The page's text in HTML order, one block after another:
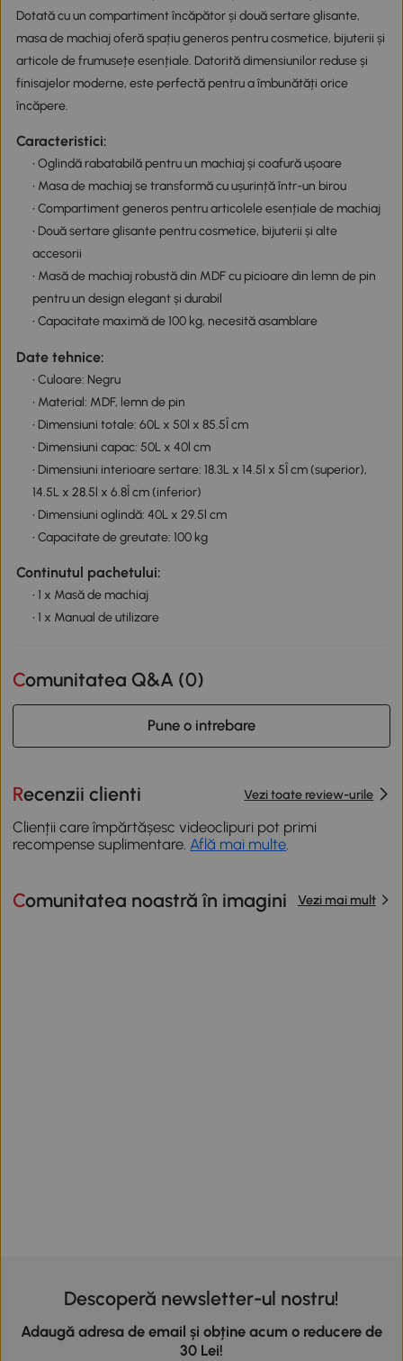
Dotată cu un compartiment încăpător și două sertare glisante,
masa de machiaj oferă spațiu generos pentru cosmetice, bijuterii și
articole de frumusețe esențiale. Datorită dimensiunilor reduse și
finisajelor moderne, este perfectă pentru a îmbunătăți orice
încăpere.
Caracteristici:
• Oglindă rabatabilă pentru un machiaj și coafură ușoare
• Masa de machiaj se transformă cu ușurință într-un birou
• Compartiment generos pentru articolele esențiale de machiaj
• Două sertare glisante pentru cosmetice, bijuterii și alte
accesorii
• Masă de machiaj robustă din MDF cu picioare din lemn de pin
pentru un design elegant și durabil
• Capacitate maximă de 100 kg, necesită asamblare
Date tehnice:
• Culoare: Negru
• Material: MDF, lemn de pin
• Dimensiuni totale: 60L x 50l x 85.5Î cm
• Dimensiuni capac: 50L x 40l cm
• Dimensiuni interioare sertare: 18.3L x 14.5l x 5Î cm (superior),
14.5L x 28.5l x 6.8Î cm (inferior)
• Dimensiuni oglindă: 40L x 29.5l cm
• Capacitate de greutate: 100 kg
Continutul pachetului:
• 1 x Masă de machiaj
• 1 x Manual de utilizare
Comunitatea Q&A (0)
Pune o intrebare
Recenzii clienti Vezi toate review-urile
Clienții care împărtășesc videoclipuri pot primi
recompense suplimentare. Află mai multe.
Comunitatea noastră în imagini Vezi mai mult
Descoperă newsletter-ul nostru!
Adaugă adresa de email și obține acum o reducere de
30 Lei!